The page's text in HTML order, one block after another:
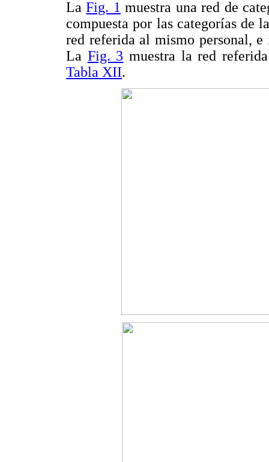
LaFig. 1 muestra una red de
compuesta por las categorías de
red referida al mismo personal,
La Fig. 3 muestra la red
Tabla XII.